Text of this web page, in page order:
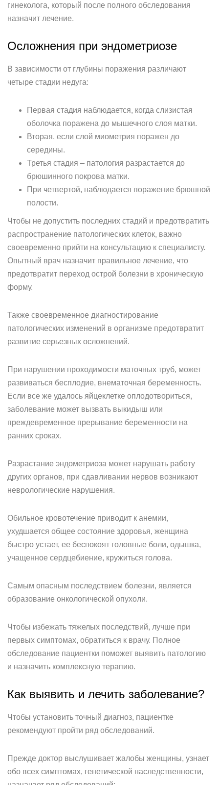
гинеколога, который после полного обследования
назначит лечение.
Осложнения при эндометриозе
В зависимости от глубины поражения различают
четыре стадии недуга:
Первая стадия наблюдается, когда слизистая
оболочка поражена до мышечного слоя матки.
Вторая, если слой миометрия поражен до
середины.
Третья стадия – патология разрастается до
брюшинного покрова матки.
При четвертой, наблюдается поражение брюшной
полости.
Чтобы не допустить последних стадий и предотвратить
распространение патологических клеток, важно
своевременно прийти на консультацию к специалисту.
Опытный врач назначит правильное лечение, что
предотвратит переход острой болезни в хроническую
форму.
Также своевременное диагностирование
патологических изменений в организме предотвратит
развитие серьезных осложнений.
При нарушении проходимости маточных труб, может
развиваться бесплодие, внематочная беременность.
Если все же удалось яйцеклетке оплодотвориться,
заболевание может вызвать выкидыш или
преждевременное прерывание беременности на
ранних сроках.
Разрастание эндометриоза может нарушать работу
других органов, при сдавливании нервов возникают
неврологические нарушения.
Обильное кровотечение приводит к анемии,
ухудшается общее состояние здоровья, женщина
быстро устает, ее беспокоят головные боли, одышка,
учащенное сердцебиение, кружиться голова.
Самым опасным последствием болезни, является
образование онкологической опухоли.
Чтобы избежать тяжелых последствий, лучше при
первых симптомах, обратиться к врачу. Полное
обследование пациентки поможет выявить патологию
и назначить комплексную терапию.
Как выявить и лечить заболевание?
Чтобы установить точный диагноз, пациентке
рекомендуют пройти ряд обследований.
Прежде доктор выслушивает жалобы женщины, узнает
обо всех симптомах, генетической наследственности,